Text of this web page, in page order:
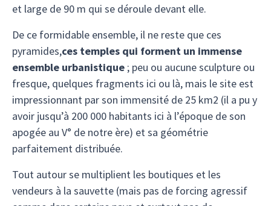
et large de 90 m qui se déroule devant elle.
De ce formidable ensemble, il ne reste que ces
pyramides,ces temples qui forment un immense
ensemble urbanistique ; peu ou aucune sculpture ou
fresque, quelques fragments ici ou là, mais le site est
impressionnant par son immensité de 25 km2 (il a pu y
avoir jusqu’à 200 000 habitants ici à l’époque de son
apogée au V° de notre ère) et sa géométrie
parfaitement distribuée.
Tout autour se multiplient les boutiques et les
vendeurs à la sauvette (mais pas de forcing agressif